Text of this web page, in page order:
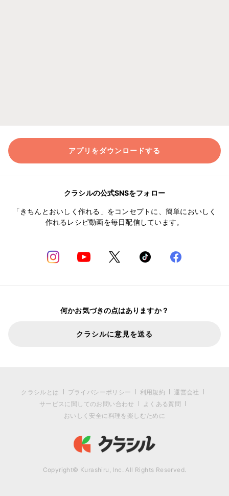
アプリをダウンロードする
クラシルの公式SNSをフォロー
「きちんとおいしく作れる」をコンセプトに、簡単においしく
作れるレシピ動画を毎日配信しています。
何かお気づきの点はありますか？
クラシルに意見を送る
クラシルとは プライバシーポリシー 利用規約
運営会社
サービスに関してのお問い合わせ
よくある質問
おいしく安全に料理を楽しむために
Copyright© Kurashiru, Inc. All Rights Reserved.